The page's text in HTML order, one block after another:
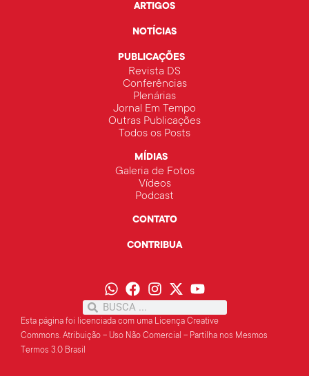
ARTIGOS
NOTÍCIAS
PUBLICAÇÕES
Revista DS
Conferências
Plenárias
Jornal Em Tempo
Outras Publicações
Todos os Posts
MÍDIAS
Galeria de Fotos
Vídeos
Podcast
CONTATO
CONTRIBUA
Esta página foi licenciada com uma Licença Creative
Commons. Atribuição – Uso Não Comercial – Partilha nos Mesmos
Termos 3.0 Brasil